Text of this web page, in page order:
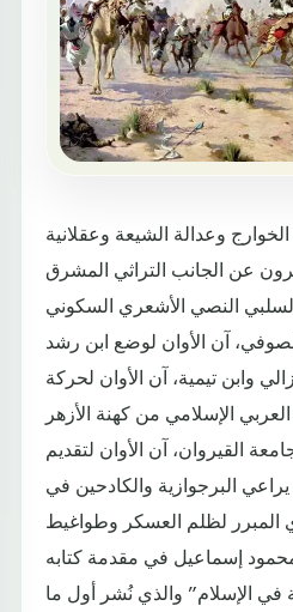
الخوارج وعدالة الشيعة وعقلانية
عن الجانب التراثي المشرق
النصي الأشعري السكوني
آن الأوان لوضع ابن رشد
وابن تيمية، آن الأوان لحركة
الإسلامي من كهنة الأزهر
القيروان، آن الأوان لتقديم
يراعي البرجوازية والكادحين في
المبرر لظلم العسكر وطواغيط
إسماعيل في مقدمة كتابه
في الإسلام” والذي نُشر أول ما